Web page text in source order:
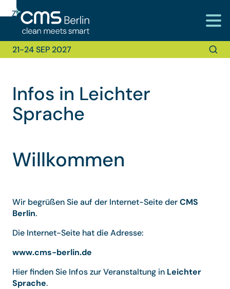
Zur
Navigation
Zur
Suche Hauptinhalt
21-24 SEP 2027
Infos in Leichter
Sprache
Willkommen
Wir begrüßen Sie auf der Internet-Seite derCMS
Berlin.
Die Internet-Seite hat die Adresse:
www.cms-berlin.de
Hier finden Sie Infos zur Veranstaltung in Leichter
Sprache.